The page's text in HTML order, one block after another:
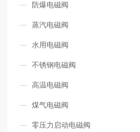
防爆电磁阀
蒸汽电磁阀
水用电磁阀
不锈钢电磁阀
高温电磁阀
煤气电磁阀
零压力启动电磁阀